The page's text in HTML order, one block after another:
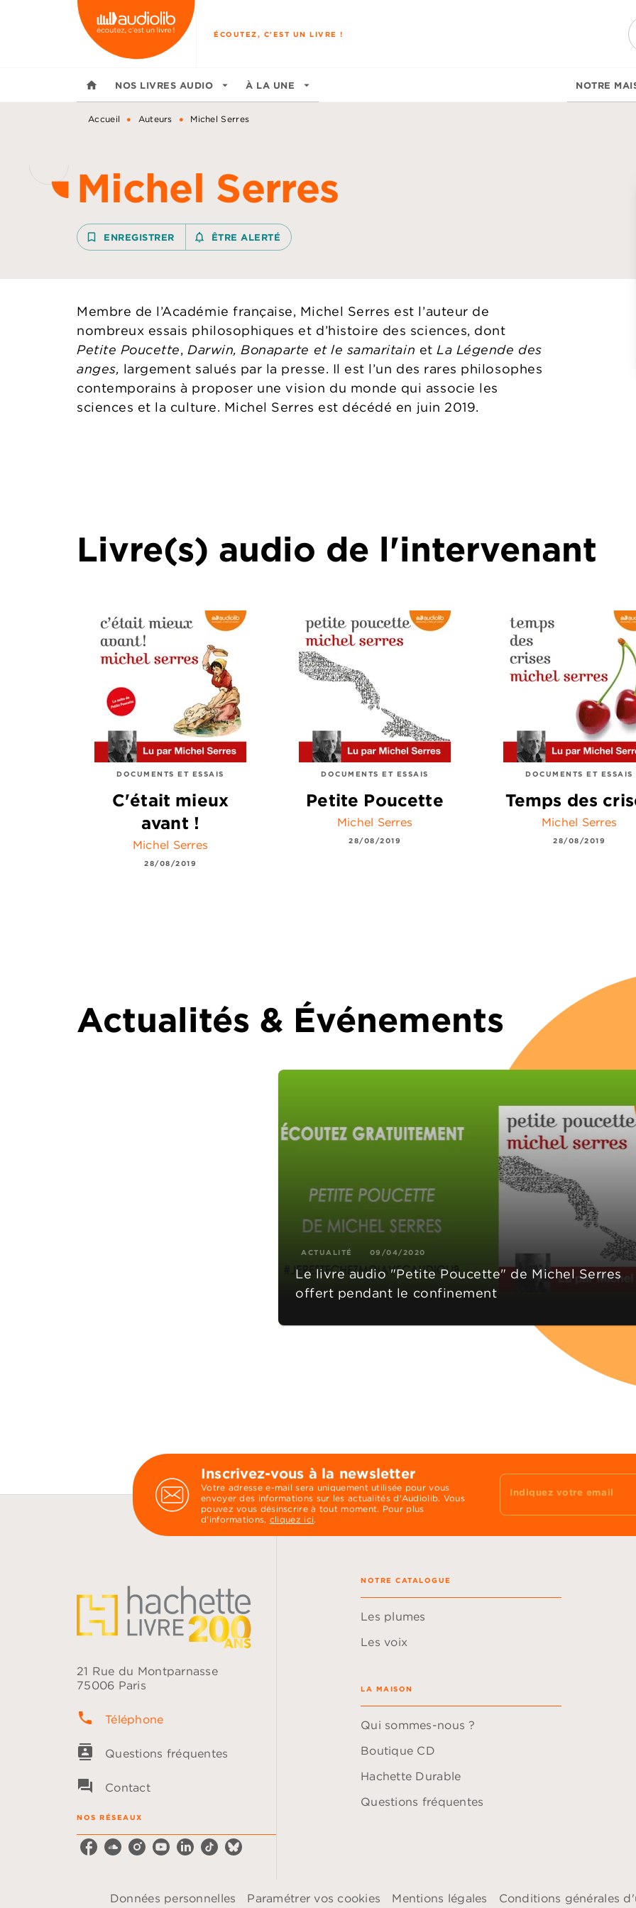
MENU RECHERCHE
ÉCOUTEZ, C'EST UN LIVRE !
home NOS LIVRES AUDIO arrow_drop_down À LA UNE arrow_drop_down NOTRE
Accueil • Auteurs • Michel Serres
Michel Serres
bookmark_border ENREGISTRER notifications_none_outlined
ÊTRE ALERTÉ
Membre de l’Académie française, Michel Serres est l’auteur de
nombreux essais philosophiques et d’histoire des sciences, dont
Petite Poucette, Darwin, Bonaparte et le samaritain et La Légende des
anges, largement salués par la presse. Il est l’un des rares philosophes
contemporains à proposer une vision du monde qui associe les
sciences et la culture. Michel Serres est décédé en juin 2019.
Livre(s) audio de l'intervenant
DOCUMENTS ET ESSAIS
C'était mieux
avant !
Michel Serres
28/08/2019
DOCUMENTS ET ESSAIS
Petite Poucette
Michel Serres
28/08/2019
DOCUMENTS ET ESSAIS
Temps des
Michel Serres
28/08/2019
Actualités & Événements
ACTUALITÉ 09/04/2020
Le livre audio "Petite Poucette" de Michel Serres
offert pendant le confinement
Inscrivez-vous à la newsletter
Votre adresse e-mail sera uniquement utilisée pour vous
envoyer des informations sur les actualités d'Audiolib. Vous
pouvez vous désinscrire à tout moment. Pour plus
d’informations, cliquez ici.
Indiquez votre email
21 Rue du Montparnasse
75006 Paris
phone Téléphone
contacts Questions fréquentes
question_answer Contact
NOS RÉSEAUX
NOTRE CATALOGUE
Les plumes
Les voix
LA MAISON
Qui sommes-nous ?
Boutique CD
Hachette Durable
Questions fréquentes
Données personnelles Paramétrer vos cookies Mentions légales Conditions générales